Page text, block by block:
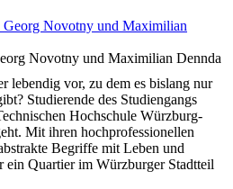
Novotny und Maximilian Dennda
lebendig vor, zu dem es bislang nur
Studierende des Studiengangs
Hochschule Würzburg-
Mit ihren hochprofessionellen
Begriffe mit Leben und
ein Quartier im Würzburger Stadtteil